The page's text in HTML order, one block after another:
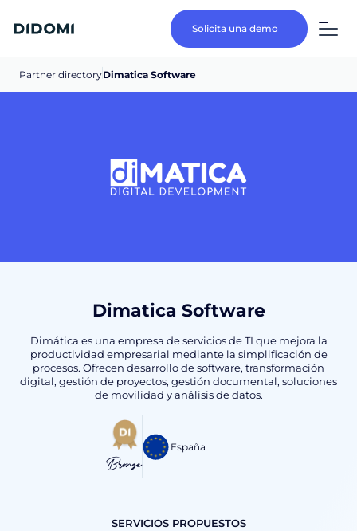
Solicita una demo
Partner directoryDimatica Software
Dimatica Software
Dimática es una empresa de servicios de TI que mejora la
productividad empresarial mediante la simplificación de
procesos. Ofrecen desarrollo de software, transformación
digital, gestión de proyectos, gestión documental, soluciones
de movilidad y análisis de datos.
Bronze
España
SERVICIOS PROPUESTOS